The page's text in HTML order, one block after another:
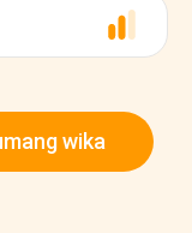
wika